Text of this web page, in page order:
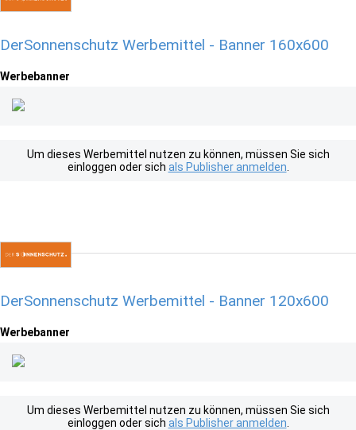
DerSonnenschutz Werbemittel - Banner 160x600
Werbebanner
Um dieses Werbemittel nutzen zu können, müssen Sie sich
einloggen oder sich als Publisher anmelden
DerSonnenschutz Werbemittel - Banner 120x600
Werbebanner
Um dieses Werbemittel nutzen zu können, müssen Sie sich
einloggen oder sich als Publisher anmelden